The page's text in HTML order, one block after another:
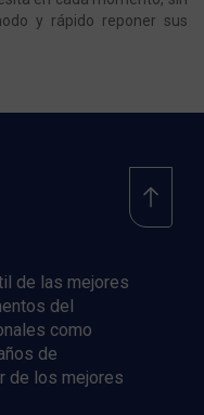
y rápido reponer sus
de las mejores
del
como
de
de los mejores